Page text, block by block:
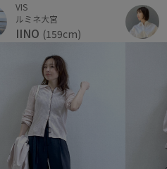
VIS
ルミネ大宮
IINO (159cm)